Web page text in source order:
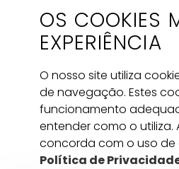
ClínicoOS COOKIES
EXPERIÊNCIA
O nosso site utiliza
de navegação. Estes
funcionamento
entender como o utiliza.
concorda com o uso
Política de